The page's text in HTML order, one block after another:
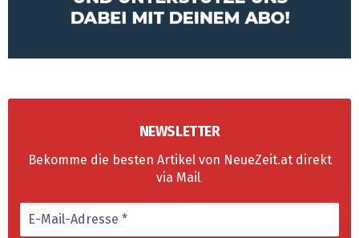
NEWSLETTER
Bekomme die besten Artikel von NeueZeit.at direkt
via Mail.